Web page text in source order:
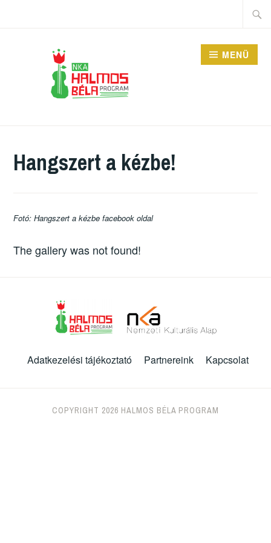
PROGRAM
MENÜ
Hangszert a kézbe!
Fotó: Hangszert a kézbe facebook oldal
The gallery was not found!
Adatkezelési tájékoztató Partnereink Kapcsolat
COPYRIGHT 2026 HALMOS BÉLA PROGRAM